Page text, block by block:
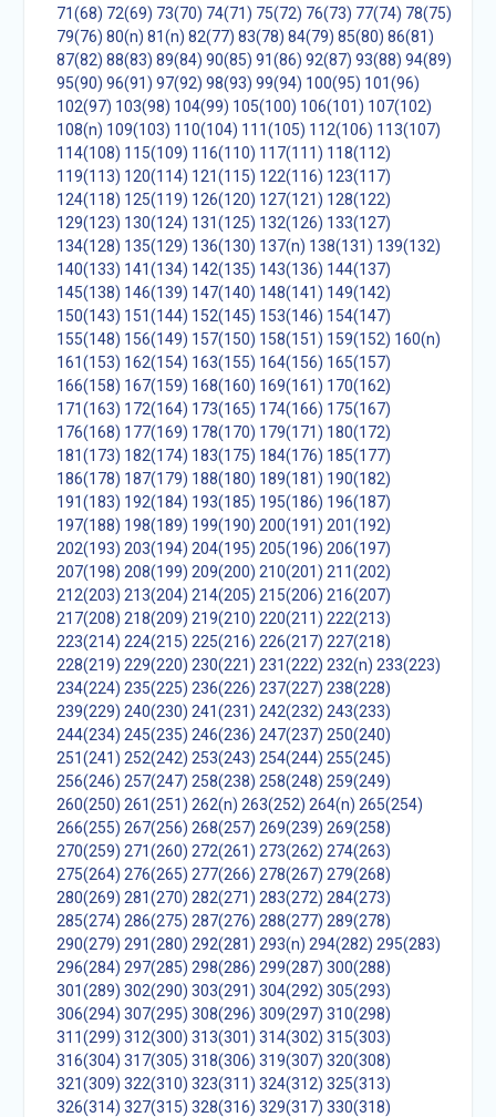
71(68) 72(69) 73(70) 74(71) 75(72) 76(73) 77(74) 78(75)
79(76) 80(n) 81(n) 82(77) 83(78) 84(79) 85(80) 86(81)
87(82) 88(83) 89(84) 90(85) 91(86) 92(87) 93(88) 94(89)
95(90) 96(91) 97(92) 98(93) 99(94) 100(95) 101(96)
102(97) 103(98) 104(99) 105(100) 106(101) 107(102)
108(n) 109(103) 110(104) 111(105) 112(106) 113(107)
114(108) 115(109) 116(110) 117(111) 118(112)
119(113) 120(114) 121(115) 122(116) 123(117)
124(118) 125(119) 126(120) 127(121) 128(122)
129(123) 130(124) 131(125) 132(126) 133(127)
134(128) 135(129) 136(130) 137(n) 138(131) 139(132)
140(133) 141(134) 142(135) 143(136) 144(137)
145(138) 146(139) 147(140) 148(141) 149(142)
150(143) 151(144) 152(145) 153(146) 154(147)
155(148) 156(149) 157(150) 158(151) 159(152) 160(n)
161(153) 162(154) 163(155) 164(156) 165(157)
166(158) 167(159) 168(160) 169(161) 170(162)
171(163) 172(164) 173(165) 174(166) 175(167)
176(168) 177(169) 178(170) 179(171) 180(172)
181(173) 182(174) 183(175) 184(176) 185(177)
186(178) 187(179) 188(180) 189(181) 190(182)
191(183) 192(184) 193(185) 195(186) 196(187)
197(188) 198(189) 199(190) 200(191) 201(192)
202(193) 203(194) 204(195) 205(196) 206(197)
207(198) 208(199) 209(200) 210(201) 211(202)
212(203) 213(204) 214(205) 215(206) 216(207)
217(208) 218(209) 219(210) 220(211) 222(213)
223(214) 224(215) 225(216) 226(217) 227(218)
228(219) 229(220) 230(221) 231(222) 232(n) 233(223)
234(224) 235(225) 236(226) 237(227) 238(228)
239(229) 240(230) 241(231) 242(232) 243(233)
244(234) 245(235) 246(236) 247(237) 250(240)
251(241) 252(242) 253(243) 254(244) 255(245)
256(246) 257(247) 258(238) 258(248) 259(249)
260(250) 261(251) 262(n) 263(252) 264(n) 265(254)
266(255) 267(256) 268(257) 269(239) 269(258)
270(259) 271(260) 272(261) 273(262) 274(263)
275(264) 276(265) 277(266) 278(267) 279(268)
280(269) 281(270) 282(271) 283(272) 284(273)
285(274) 286(275) 287(276) 288(277) 289(278)
290(279) 291(280) 292(281) 293(n) 294(282) 295(283)
296(284) 297(285) 298(286) 299(287) 300(288)
301(289) 302(290) 303(291) 304(292) 305(293)
306(294) 307(295) 308(296) 309(297) 310(298)
311(299) 312(300) 313(301) 314(302) 315(303)
316(304) 317(305) 318(306) 319(307) 320(308)
321(309) 322(310) 323(311) 324(312) 325(313)
326(314) 327(315) 328(316) 329(317) 330(318)